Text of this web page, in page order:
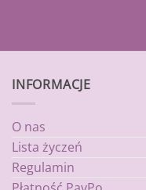
INFORMACJE
O nas
Lista życzeń
Regulamin